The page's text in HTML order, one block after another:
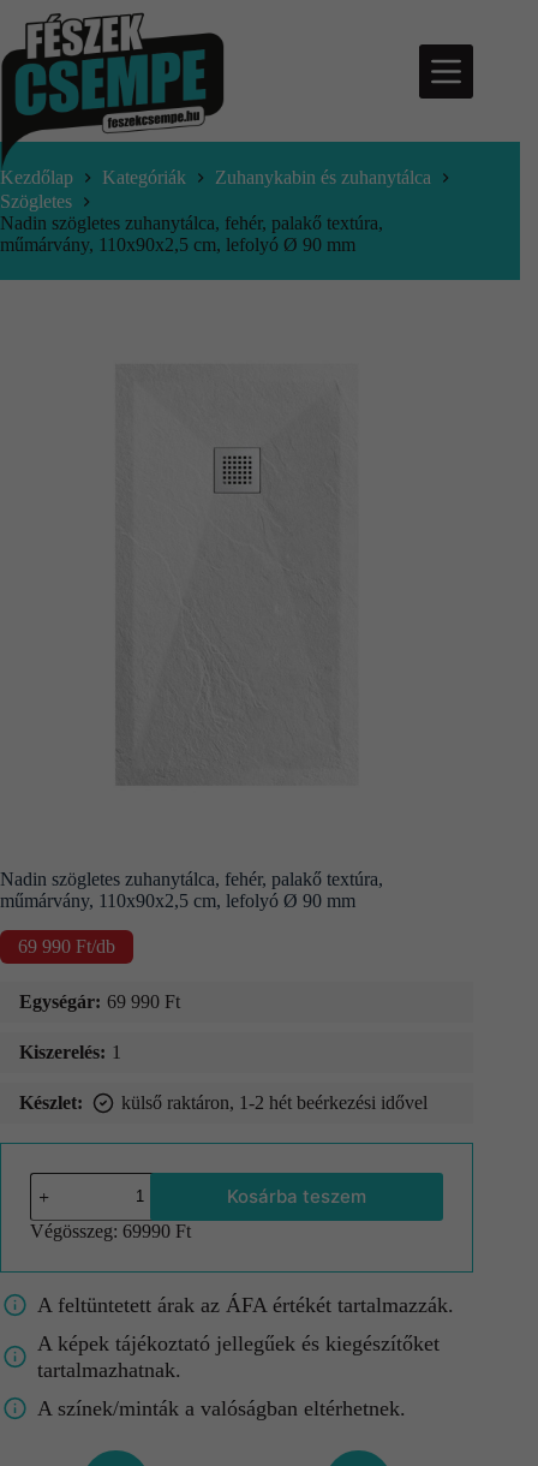
Kezdőlap Kategóriák
Zuhanykabin és zuhanytálca
Szögletes
Nadin szögletes zuhanytálca, fehér, palakő textúra,
műmárvány, 110x90x2,5 cm, lefolyó Ø 90 mm
Nadin szögletes zuhanytálca, fehér, palakő textúra,
műmárvány, 110x90x2,5 cm, lefolyó Ø 90 mm
69 990 Ft/db
Egységár: 69 990 Ft
Kiszerelés: 1
Készlet: külső raktáron, 1-2 hét beérkezési idővel
Kosárba teszem
Végösszeg: 69990 Ft
A feltüntetett árak az ÁFA értékét tartalmazzák.
A képek tájékoztató jellegűek és kiegészítőket
tartalmazhatnak.
A színek/minták a valóságban eltérhetnek.